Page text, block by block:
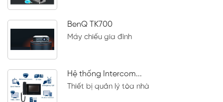
BenQ TK700
Máy chiếu gia đình
Hệ thống Intercom...
Thiết bị quản lý tòa nhà